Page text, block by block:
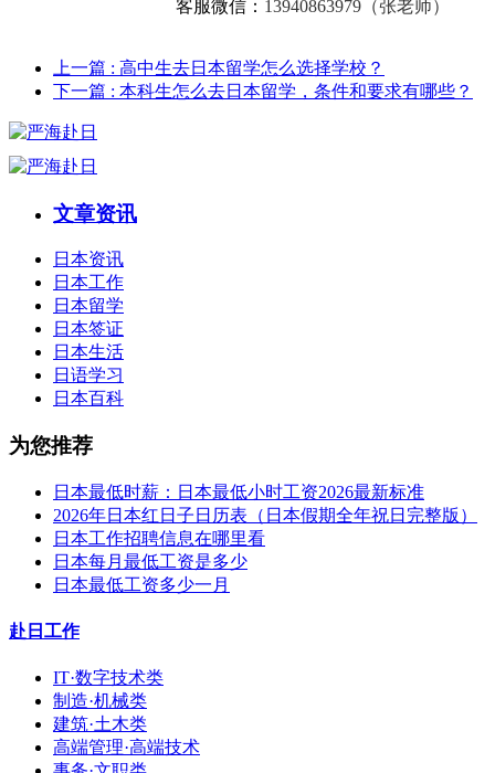
客服微信： 13940863979（张老师）
上一篇 : 高中生去日本留学怎么选择学校？
下一篇 : 本科生怎么去日本留学，条件和要求有哪些？
文章资讯
日本资讯
日本工作
日本留学
日本签证
日本生活
日语学习
日本百科
为您推荐
日本最低时薪：日本最低小时工资2026最新标准
2026年日本红日子日历表（日本假期全年祝日完整版）
日本工作招聘信息在哪里看
日本每月最低工资是多少
日本最低工资多少一月
赴日工作
IT·数字技术类
制造·机械类
建筑·土木类
高端管理·高端技术